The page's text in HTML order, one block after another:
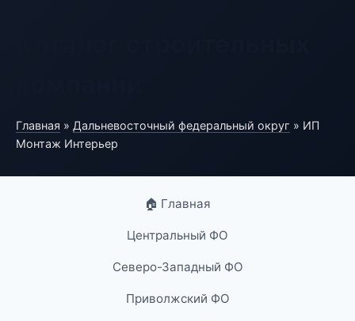
Главная » Дальневосточный федеральный округ » ИП
Монтаж Интерьер
🏠 Главная
Центральный ФО
Северо-Западный ФО
Приволжский ФО